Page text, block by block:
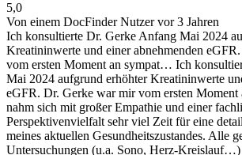
5,0
Von einem DocFinder Nutzervor 3 Jahren
Ich konsultierte Dr. Gerke Anfang Mai 2024
Kreatininwerte und einer abnehmenden
vom ersten Moment an sympat… Ich
Mai 2024 aufgrund erhöhter Kreatininwerte
eGFR. Dr. Gerke war mir vom ersten Moment
nahm sich mit großer Empathie und einer
Perspektivenvielfalt sehr viel Zeit für eine
meines aktuellen Gesundheitszustandes. Alle
Untersuchungen (u.a. Sono, Herz-